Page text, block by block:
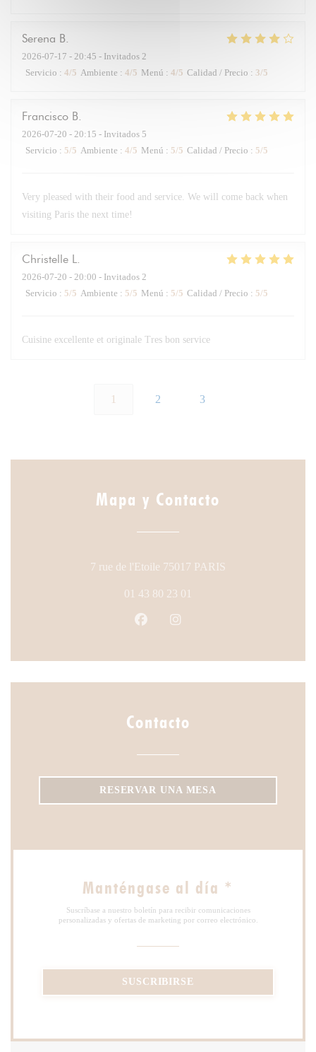
Serena B
2026-07-17 - 20:45 - Invitados 2
Servicio : 4/5 Ambiente : 4/5 Menú : 4/5 Calidad / Precio : 3/5
Francisco B
2026-07-20 - 20:15 - Invitados 5
Servicio : 5/5 Ambiente : 4/5 Menú : 5/5 Calidad / Precio : 5/5
Very pleased with their food and service. We will come back when
visiting Paris the next time!
Christelle L
2026-07-20 - 20:00 - Invitados 2
Servicio : 5/5 Ambiente : 5/5 Menú : 5/5 Calidad / Precio : 5/5
Cuisine excellente et originale Tres bon service
1 2 3
Mapa y Contacto
7 rue de l'Etoile 75017 PARIS
01 43 80 23 01
Facebook ((abre en una nueva
Contacto
RESERVAR UNA MESA
Manténgase al día *
Suscríbase a nuestro boletín para recibir comunicaciones
personalizadas y ofertas de marketing por correo electrónico.
SUSCRIBIRSE